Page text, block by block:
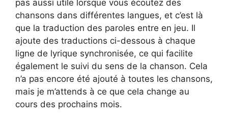
pas aussi utile lorsque vous écoutez des
chansons dans différentes langues, et c’est là
que la traduction des paroles entre en jeu. Il
ajoute des traductions ci-dessous à chaque
ligne de lyrique synchronisée, ce qui facilite
également le suivi du sens de la chanson. Cela
n’a pas encore été ajouté à toutes les chansons,
mais je m’attends à ce que cela change au
cours des prochains mois.